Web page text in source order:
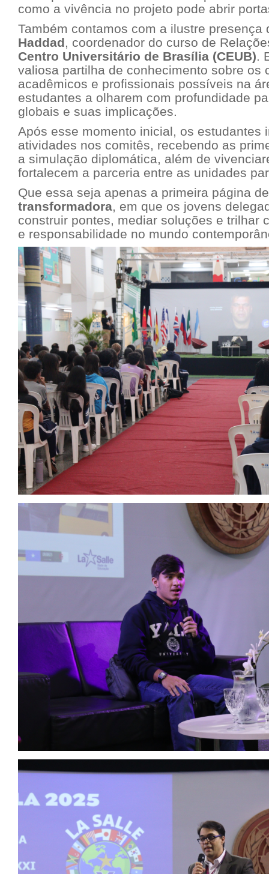
como a vivência no projeto pode abrir
Também contamos com a ilustre presença
Haddad, coordenador do curso de
Centro Universitário de Brasília (CEUB).
valiosa partilha de conhecimento sobre os
acadêmicos e profissionais possíveis na
estudantes a olharem com profundidade
globais e suas implicações.
Após esse momento inicial, os estudantes
atividades nos comitês, recebendo as
a simulação diplomática, além de
fortalecem a parceria entre as unidades
Que essa seja apenas a primeira página
transformadora, em que os jovens
construir pontes, mediar soluções e trilhar
e responsabilidade no mundo